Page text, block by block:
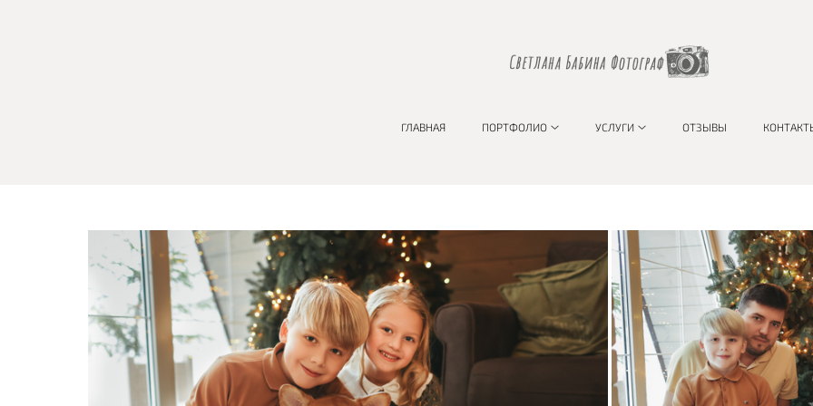
ГЛАВНАЯ ПОРТФОЛИО УСЛУГИ ОТЗЫВЫ